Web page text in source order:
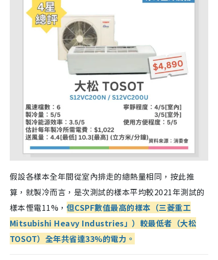
假設各樣本全年間從室內排走的總熱量相同，按此推
算，就製冷而言，是次測試的樣本平均較2021年測試的
樣本慳電11%， 但CSPF數值最高的樣本（三菱重工
Mitsubishi Heavy Industries」）較最低者（大松
TOSOT）全年共省達33%的電力。